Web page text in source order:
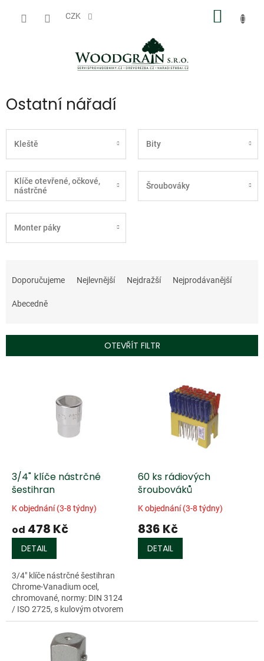
CZK
Ostatní nářadí
Kleště Bity
Klíče otevřené, očkové,
nástrčné
Šroubováky
Monter páky
a
e
í
r
Doporučujeme Nejlevnější Nejdražší Nejprodávanější
Abecedně
OTEVŘÍT FILTR
d
u
3/4" klíče nástrčné
šestihran
K objednání (3-8 týdny)
od 478 Kč
DETAIL
3/4" klíče nástrčné šestihran
Chrome-Vanadium ocel,
chromované, normy: DIN 3124
/ ISO 2725, s kulovým otvorem
60 ks rádiových
šroubováků
K objednání (3-8 týdny)
836 Kč
DETAIL